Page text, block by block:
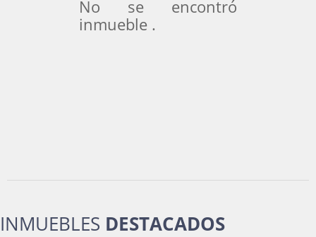
No se encontró
inmueble .
INMUEBLES DESTACADOS